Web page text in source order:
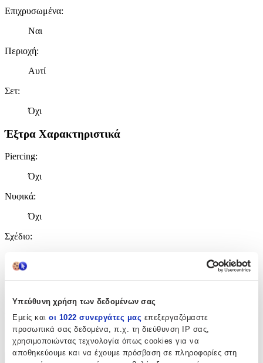
Υπεύθυνη χρήση των δεδομένων σας
Εμείς και οι 1022 συνεργάτες μας επεξεργαζόμαστε
προσωπικά σας δεδομένα, π.χ. τη διεύθυνση IP σας,
χρησιμοποιώντας τεχνολογία όπως cookies για να
αποθηκεύουμε και να έχουμε πρόσβαση σε πληροφορίες στη
Επιχρυσωμένα:
Ναι
Περιοχή:
Αυτί
Σετ:
Όχι
Έξτρα Χαρακτηριστικά
Piercing:
Όχι
Νυφικά:
Όχι
Σχέδιο:
Όχι
Είδος Πέτρας
Ζιργκόν